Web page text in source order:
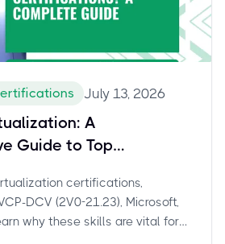
July 13, 2026
A
Guide to Top
certifications,
DCV (2V0-21.23), Microsoft,
why these skills are vital for